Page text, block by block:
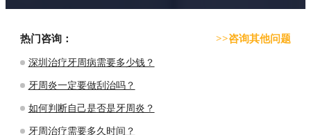
热门咨询： >>咨询其他问题
深圳治疗牙周病需要多少钱？
牙周炎一定要做刮治吗？
如何判断自己是否是牙周炎？
牙周治疗需要多久时间？